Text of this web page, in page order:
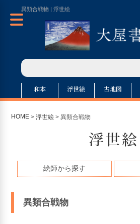
異類合戦物 | 浮世絵
和本 浮世絵 古地図
HOME >浮世絵 > 異類合戦物
浮世絵
絵師から探す
異類合戦物